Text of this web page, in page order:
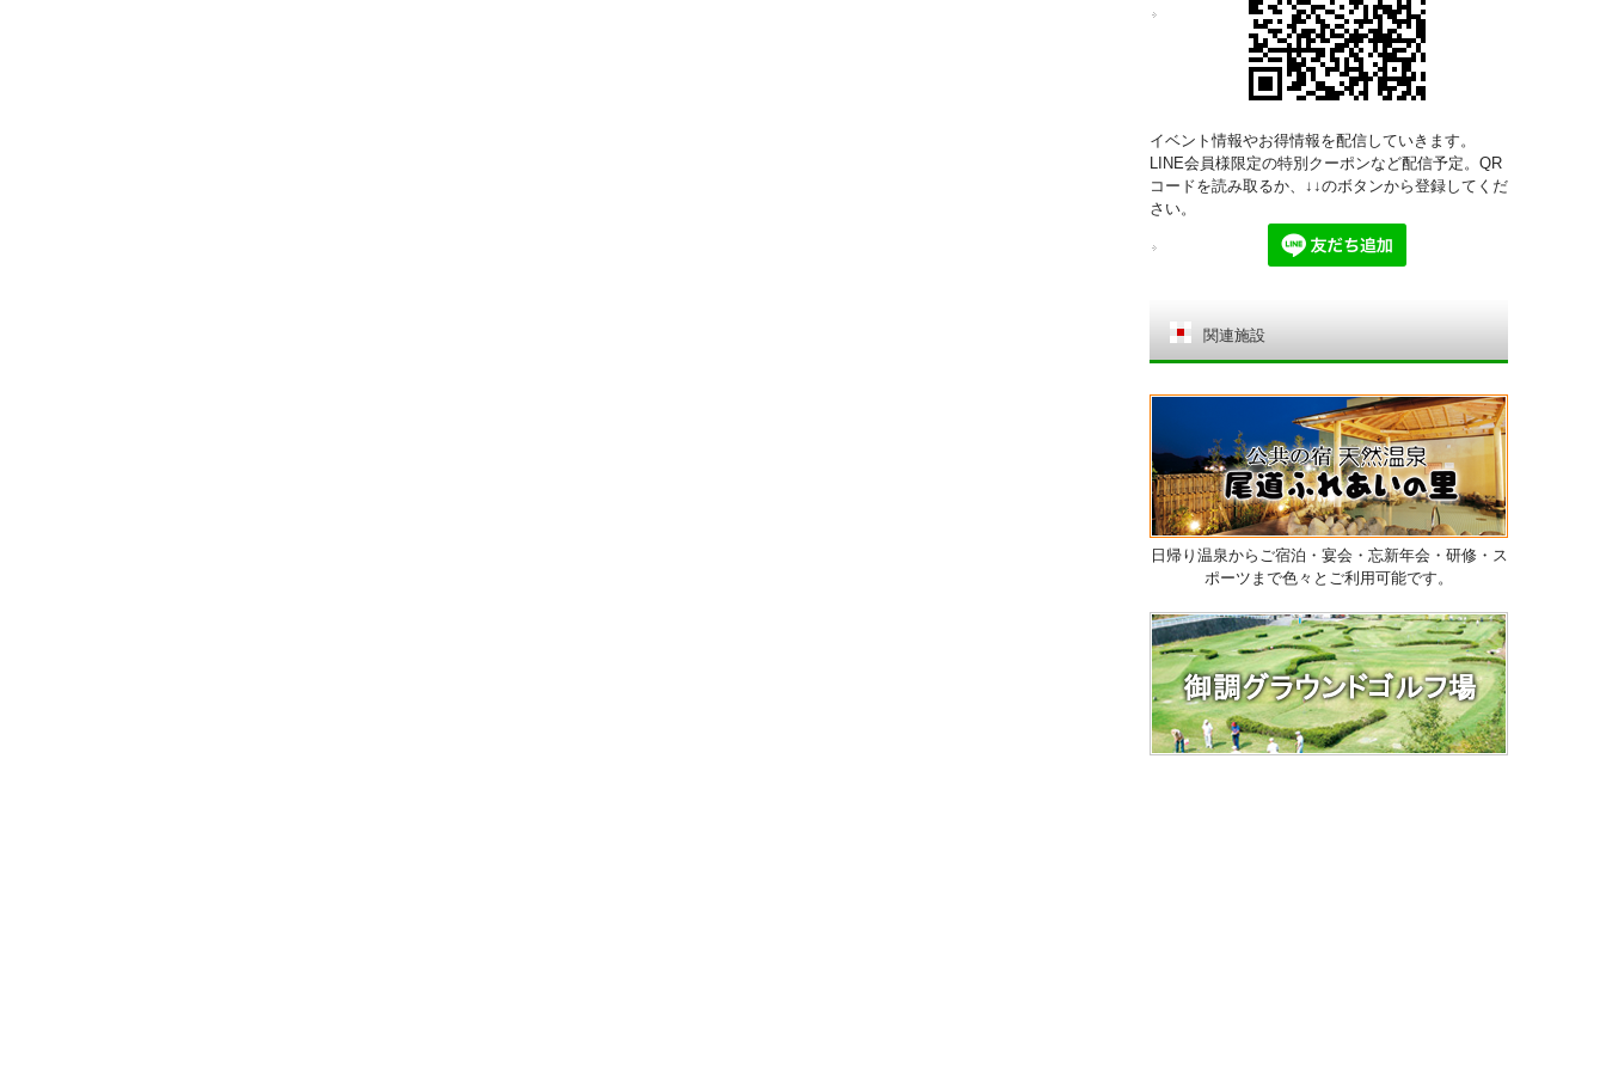
イベント情報やお得情報を配信していきます。
LINE会員様限定の特別クーポンなど配信予定。QR
コードを読み取るか、↓↓のボタンから登録してくだ
さい。
関連施設
日帰り温泉からご宿泊・宴会・忘新年会・研修・ス
ポーツまで色々とご利用可能です。